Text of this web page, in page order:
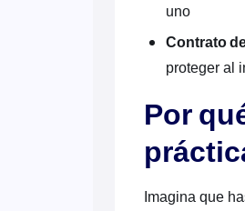
uno
Contrato
proteger al
Por
Imagina que